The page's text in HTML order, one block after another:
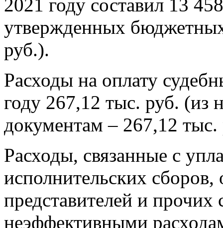
2021 году составил 13
утвержденных
руб.).
Расходы на оплату
году 267,12 тыс. руб. (из
документам – 267,12 тыс.
Расходы, связанные с
исполнительских
представителей и
неэффективными